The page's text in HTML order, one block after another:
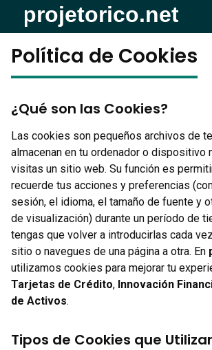
Política de Cookies
¿Qué son las Cookies?
Las cookies son pequeños archivos de
almacenan en tu ordenador o dispositivo
visitas un sitio web. Su función es
recuerde tus acciones y preferencias
sesión, el idioma, el tamaño de fuente y
de visualización) durante un período de
tengas que volver a introducirlas cada
sitio o navegues de una página a otra. En
utilizamos cookies para mejorar tu
Tarjetas de Crédito, Innovación
de Activos.
Tipos de Cookies que